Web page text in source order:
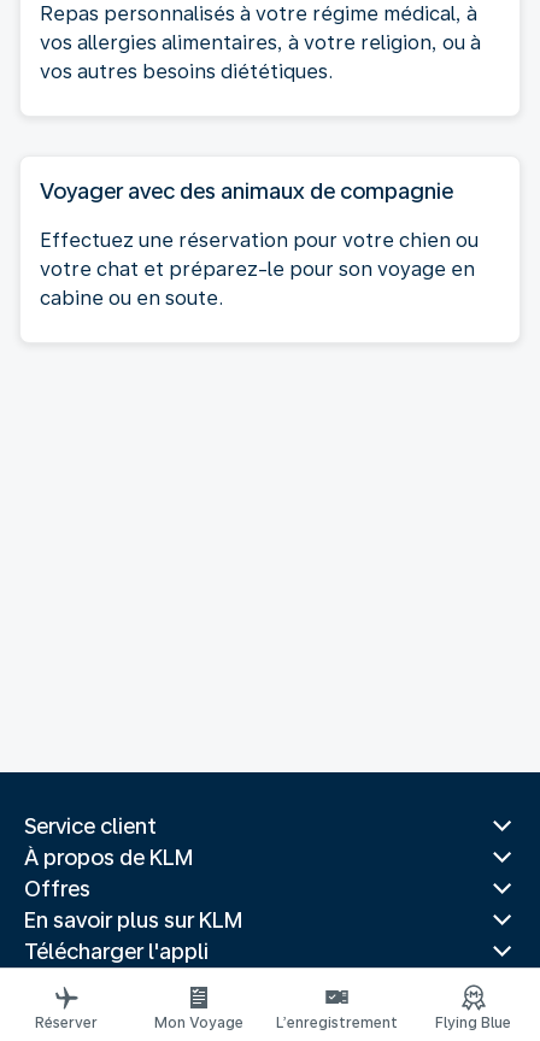
Repas personnalisés à votre régime médical, à
vos allergies alimentaires, à votre religion, ou à
vos autres besoins diététiques.
Voyager avec des animaux de compagnie
Effectuez une réservation pour votre chien ou
votre chat et préparez-le pour son voyage en
cabine ou en soute.
Service client
À propos de KLM
Offres
En savoir plus sur KLM
Télécharger l'appli
Sites Web associés
Guides de voyage
Réserver Mon Voyage L’enregistrement Flying Blue